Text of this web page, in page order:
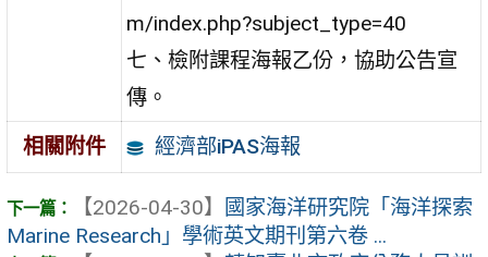
m/index.php?subject_type=40
七、檢附課程海報乙份，協助公告宣
傳。
相關附件
經濟部iPAS海報
【2026-04-30】
國家海洋研究院「海洋探索
Marine Research」學術英文期刊第六卷 ...